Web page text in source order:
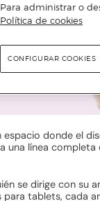
espacio donde el
una línea
se dirige con
tablets, cada
Para administrar o
Política de cookies
CONFIGURAR COOKIES